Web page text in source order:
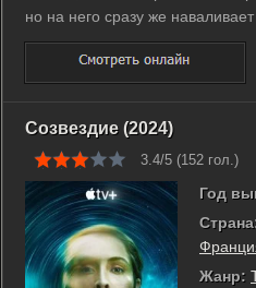
но на него сразу же
Созвездие (2024)
3.4/5 (152 гол.)
Год
Жанр: